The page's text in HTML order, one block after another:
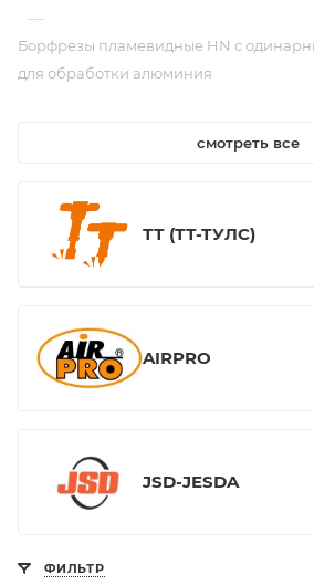
—
Борфрезы пламевидные HN с
для обработки алюминия
смотреть все
ТТ (ТТ-ТУЛС)
AIRPRO
JSD-JESDA
ФИЛЬТР